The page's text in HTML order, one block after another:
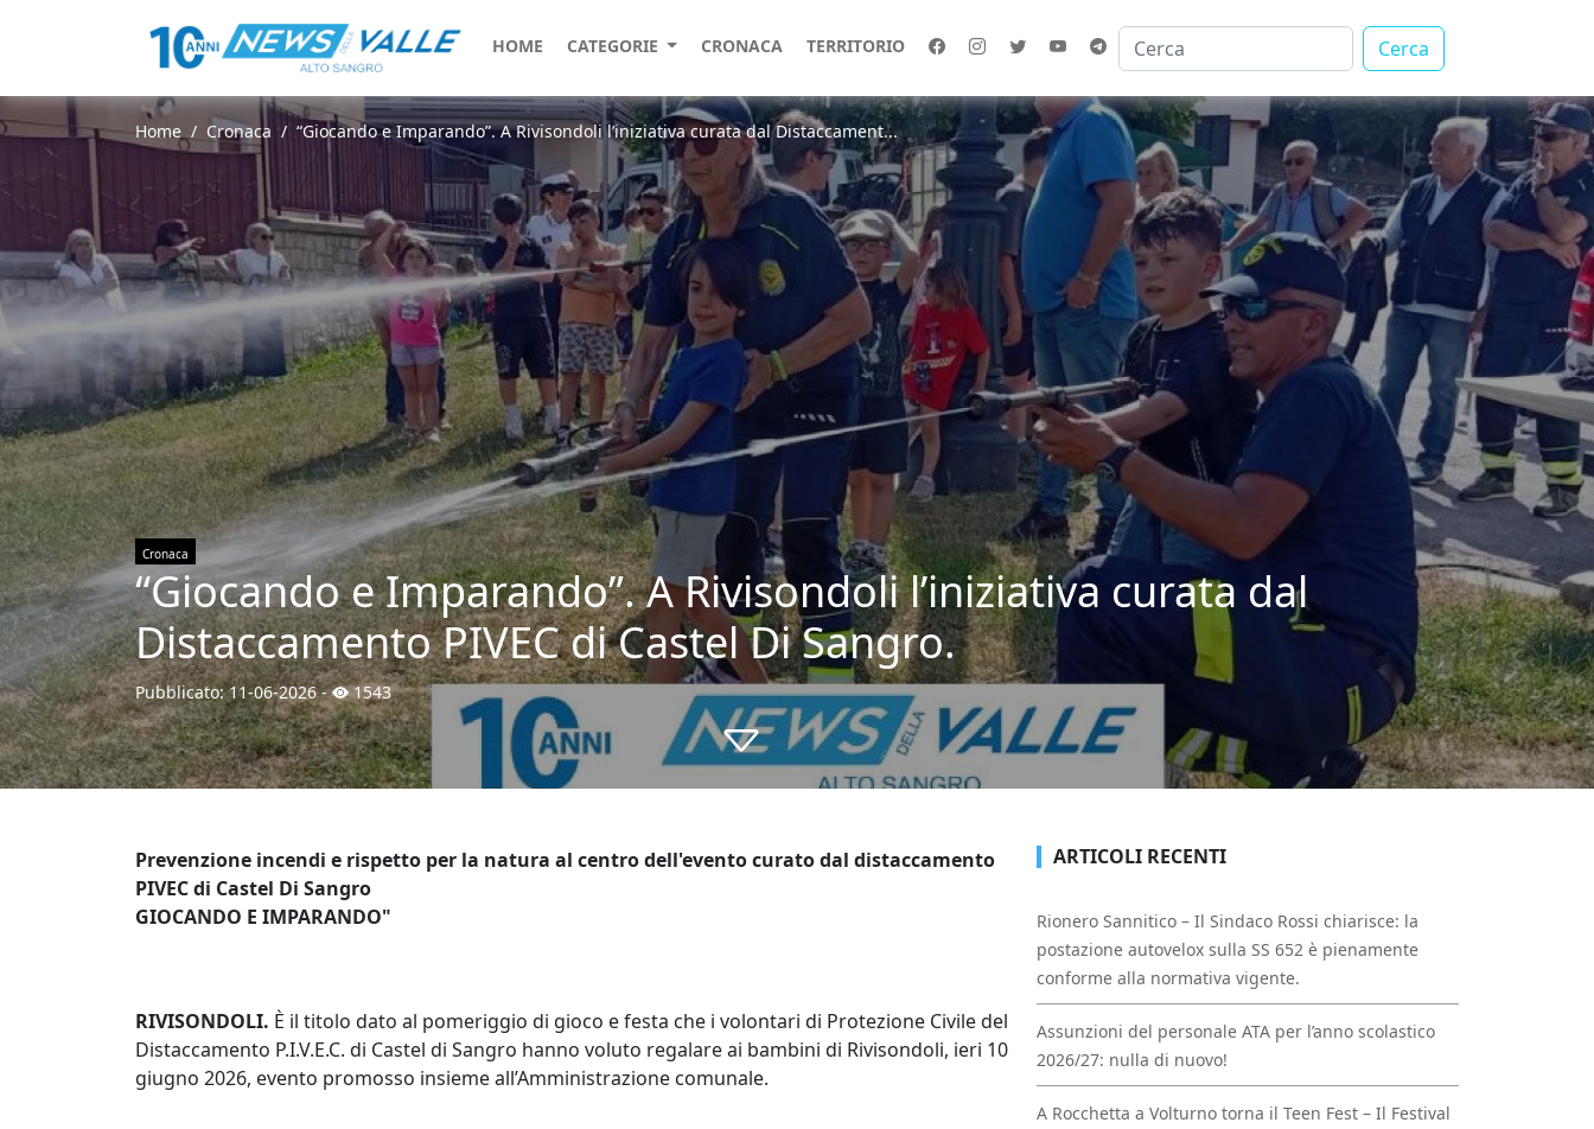
HOME CATEGORIE CRONACA TERRITORIO Cerca
Home Cronaca “Giocando e Imparando”. A Rivisondoli l’iniziativa curata dal Distaccament...
Cronaca
“Giocando e Imparando”. A Rivisondoli l’iniziativa curata dal
Distaccamento PIVEC di Castel Di Sangro.
Pubblicato:11-06-2026- 1543
Prevenzione incendi e rispetto per la natura al centro dell'evento curato dal distaccamento
PIVEC di Castel Di Sangro
GIOCANDO E IMPARANDO"
RIVISONDOLI. È il titolo dato al pomeriggio di gioco e festa che i volontari di Protezione Civile del
Distaccamento P.I.V.E.C. di Castel di Sangro hanno voluto regalare ai bambini di Rivisondoli, ieri 10
giugno 2026, evento promosso insieme all’Amministrazione comunale.
ARTICOLI RECENTI
Rionero Sannitico – Il Sindaco Rossi chiarisce: la
postazione autovelox sulla SS 652 è pienamente
conforme alla normativa vigente.
Assunzioni del personale ATA per l’anno scolastico
2026/27: nulla di nuovo!
A Rocchetta a Volturno torna il Teen Fest – Il Festival